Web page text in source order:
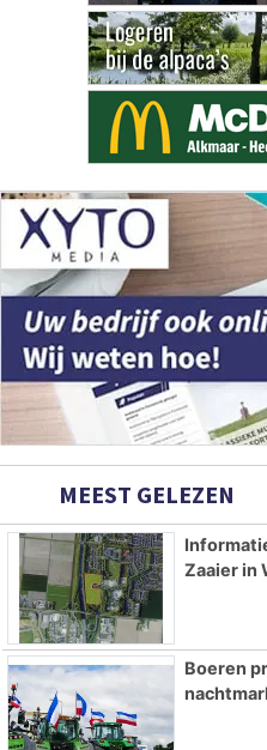
MEEST GELEZEN
Zaaier in
Boeren